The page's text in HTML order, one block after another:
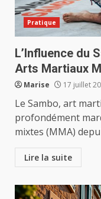
Pratique
L’Influence du
Arts Martiaux
Marise 17 juillet
Le Sambo, art
profondément
mixtes (MMA)
Lire la suite